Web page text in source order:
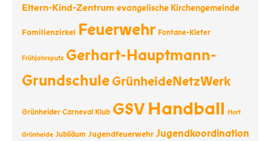
Eltern-Kind-Zentrum evangelische Kirchengemeinde
Familienzirkel Feuerwehr Fontane-Kiefer
Frühjahrsputz Gerhart-Hauptmann-
GrundschuleGrünheideNetzWerk
Grünheider Carneval Klub GSVHandball Hort
Grünheide Jubiläum Jugendfeuerwehr Jugendkoordination